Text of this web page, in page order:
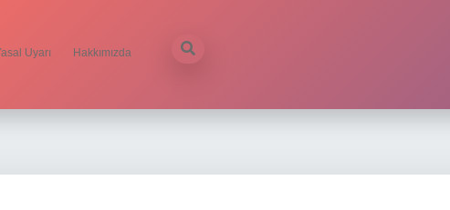
Uyarı Hakkımızda